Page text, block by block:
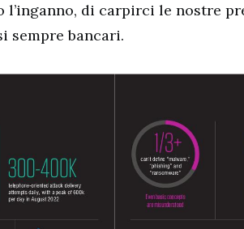
l’inganno, di carpirci le nostre
sempre bancari.